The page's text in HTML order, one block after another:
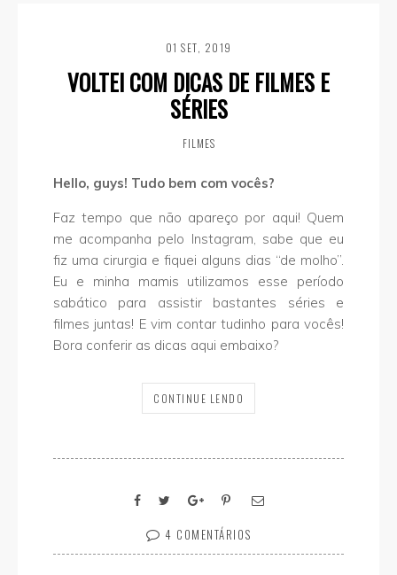
01 SET, 2019
VOLTEI COM DICAS DE FILMES E
SÉRIES
FILMES
Hello, guys! Tudo bem com vocês?
Faz tempo que não apareço por aqui! Quem
me acompanha pelo Instagram, sabe que eu
fiz uma cirurgia e fiquei alguns dias “de molho”.
Eu e minha mamis utilizamos esse período
sabático para assistir bastantes séries e
filmes juntas! E vim contar tudinho para vocês!
Bora conferir as dicas aqui embaixo?
CONTINUE LENDO
4 COMENTÁRIOS